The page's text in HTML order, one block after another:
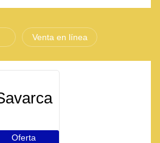
Venta en línea
Oferta